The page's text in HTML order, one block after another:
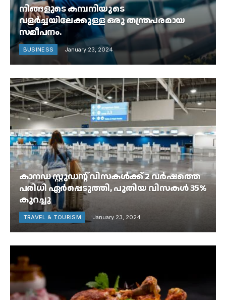
നിങ്ങളുടെ കമ്പനിയുടെ
വളർച്ചയിലേക്കുള്ള ഒരു തന്ത്രപരമായ
സമീപനം.
BUSINESS January 23, 2024
കാനഡ സ്റ്റുഡന്റ് വിസകൾക്ക് 2 വർഷത്തെ
പരിധി ഏർപ്പെടുത്തി, പുതിയ വിസകൾ 35%
കുറച്ചു
TRAVEL & TOURISM January 23, 2024